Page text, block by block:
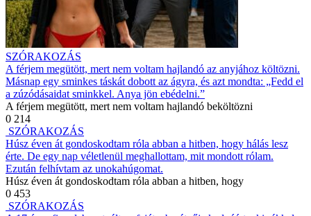
SZÓRAKOZÁS
A férjem megütött, mert nem voltam hajlandó az anyjához költözni.
Másnap egy sminkes táskát dobott az ágyra, és azt mondta: „Fedd el
a zúzódásaidat sminkkel. Anya jön ebédelni.”
A férjem megütött, mert nem voltam hajlandó beköltözni
0 214
SZÓRAKOZÁS
Húsz éven át gondoskodtam róla abban a hitben, hogy hálás lesz
érte. De egy nap véletlenül meghallottam, mit mondott rólam.
Ezután felhívtam az unokahúgomat.
Húsz éven át gondoskodtam róla abban a hitben, hogy
0 453
SZÓRAKOZÁS